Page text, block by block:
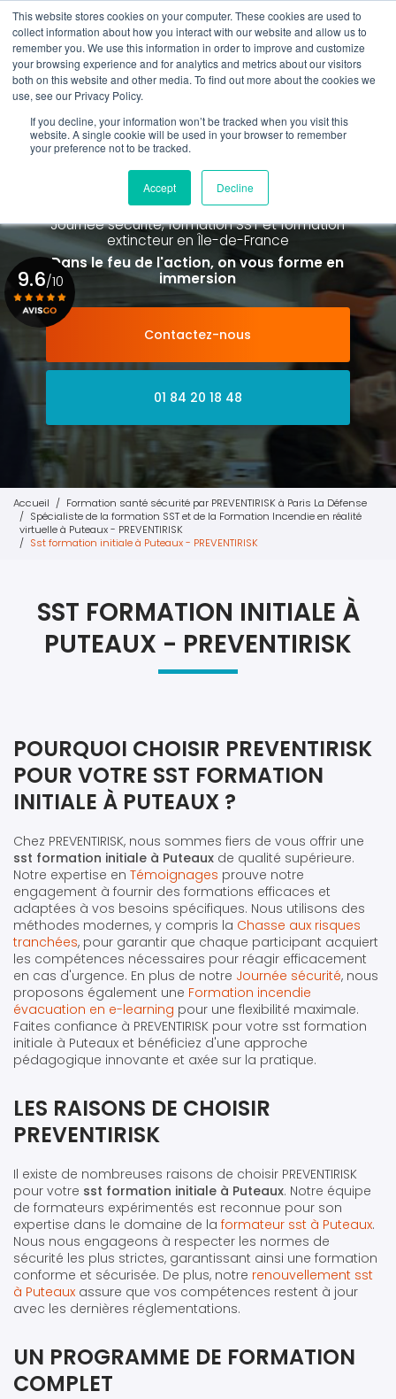
This website stores cookies on your computer. These cookies are used to
collect information about how you interact with our website and allow us to
remember you. We use this information in order to improve and customize
your browsing experience and for analytics and metrics about our visitors
both on this website and other media. To find out more about the cookies we
use, see our Privacy Policy.
If you decline, your information won’t be tracked when you visit this
website. A single cookie will be used in your browser to remember
your preference not to be tracked.
Accept Decline
Aller
au
contenu
principal
01 84 20 18 48
Spécialiste de la formation SST et
de la Formation Incendie
à Paris La Défense depuis 2015
Journée sécurité, formation SST et formation
extincteuren Île-de-France
Dans le feu de l'action, on vous forme en
immersion
Contactez-nous
01 84 20 18 48
9.6/10
Voir le certificat
Accueil
Formation santé sécurité par PREVENTIRISK à Paris La Défense
Spécialiste de la formation SST et de la Formation Incendie en réalité
virtuelle à Puteaux - PREVENTIRISK
Sst formation initiale à Puteaux - PREVENTIRISK
SST FORMATION INITIALE À
PUTEAUX - PREVENTIRISK
POURQUOI CHOISIR PREVENTIRISK
POUR VOTRE SST FORMATION
INITIALE À PUTEAUX ?
Chez PREVENTIRISK, nous sommes fiers de vous offrir une
sst formation initiale à Puteaux de qualité supérieure.
Notre expertise en Témoignages prouve notre
engagement à fournir des formations efficaces et
adaptées à vos besoins spécifiques. Nous utilisons des
méthodes modernes, y compris la Chasse aux risques
tranchées, pour garantir que chaque participant acquiert
les compétences nécessaires pour réagir efficacement
en cas d'urgence. En plus de notre Journée sécurité, nous
proposons également une Formation incendie
évacuation en e-learning pour une flexibilité maximale.
Faites confiance à PREVENTIRISK pour votre sst formation
initiale à Puteaux et bénéficiez d'une approche
pédagogique innovante et axée sur la pratique.
LES RAISONS DE CHOISIR
PREVENTIRISK
Il existe de nombreuses raisons de choisir PREVENTIRISK
pour votre sst formation initiale à Puteaux. Notre équipe
de formateurs expérimentés est reconnue pour son
expertise dans le domaine de la formateur sst à Puteaux.
Nous nous engageons à respecter les normes de
sécurité les plus strictes, garantissant ainsi une formation
conforme et sécurisée. De plus, notre renouvellement sst
à Puteaux assure que vos compétences restent à jour
avec les dernières réglementations.
UN PROGRAMME DE FORMATION
COMPLET